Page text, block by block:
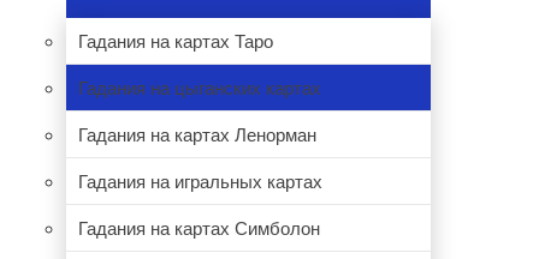
Гадания на картах Таро
Гадания на цыганских картах
Гадания на картах Ленорман
Гадания на игральных картах
Гадания на картах Симболон